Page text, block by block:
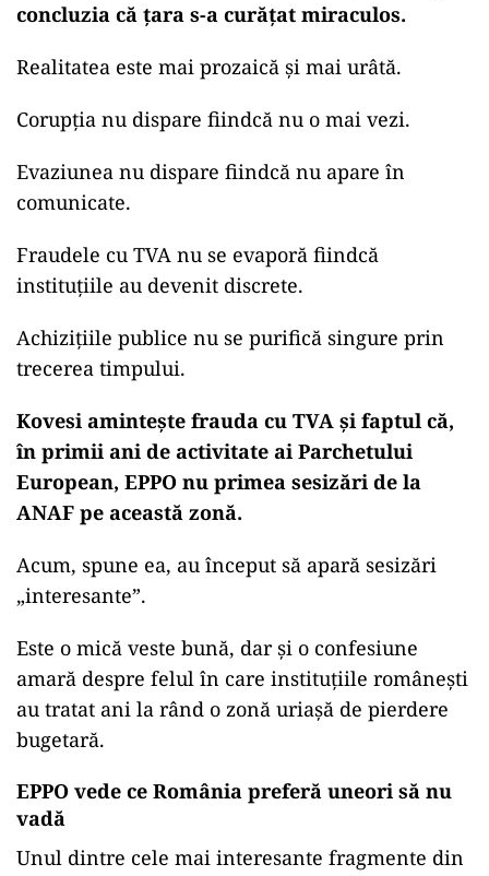
concluzia că țara s-a curățat miraculos.
Realitatea este mai prozaică și mai urâtă.
Corupția nu dispare fiindcă nu o mai vezi.
Evaziunea nu dispare fiindcă nu apare în
comunicate.
Fraudele cu TVA nu se evaporă fiindcă
instituțiile au devenit discrete.
Achizițiile publice nu se purifică singure prin
trecerea timpului.
Kovesi amintește frauda cu TVA și faptul că,
în primii ani de activitate ai Parchetului
European, EPPO nu primea sesizări de la
ANAF pe această zonă.
Acum, spune ea, au început să apară sesizări
„interesante”.
Este o mică veste bună, dar și o confesiune
amară despre felul în care instituțiile românești
au tratat ani la rând o zonă uriașă de pierdere
bugetară.
EPPO vede ce România preferă uneori să nu
vadă
Unul dintre cele mai interesante fragmente din